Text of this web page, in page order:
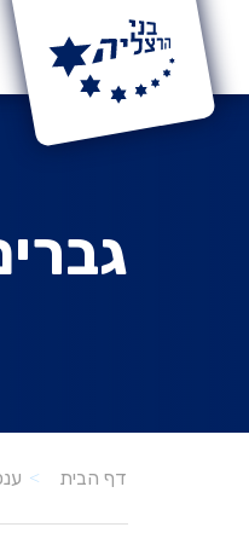
גברים
דף הבית